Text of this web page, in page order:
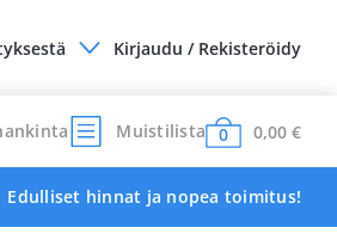
Kirjaudu / Rekisteröidy
Muistilista 0 0,00 €
Edulliset hinnat ja nopea toimitus!